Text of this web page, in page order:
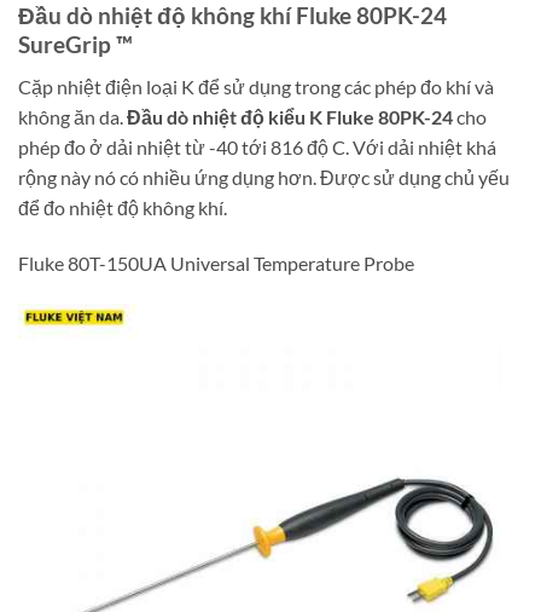
Đầu dò nhiệt độ không khí Fluke 80PK-24
SureGrip ™
Cặp nhiệt điện loại K để sử dụng trong các phép đo khí và
không ăn da.Đầu dò nhiệt độ kiểu K Fluke 80PK-24cho
phép đo ở dải nhiệt từ -40 tới 816 độ C. Với dải nhiệt khá
rộng này nó có nhiều ứng dụng hơn. Được sử dụng chủ yếu
để đo nhiệt độ không khí.
Fluke 80T-150UA Universal Temperature Probe